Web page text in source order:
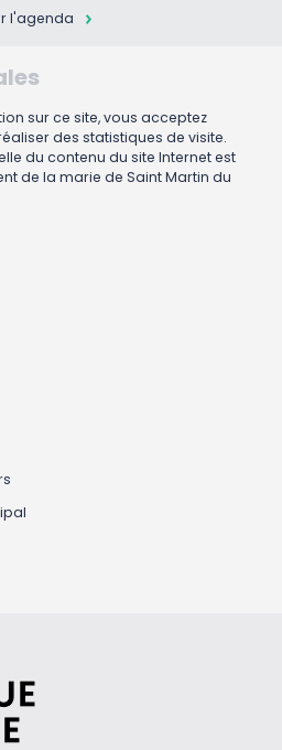
l'agenda
sur ce site, vous acceptez
des statistiques de visite.
du contenu du site Internet est
de la marie de Saint Martin du